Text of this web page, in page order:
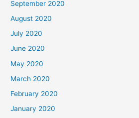
September 2020
August 2020
July 2020
June 2020
May 2020
March 2020
February 2020
January 2020